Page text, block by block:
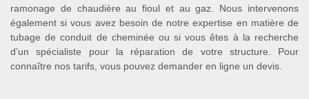
ramonage de chaudière au fioul et au gaz. Nous intervenons
également si vous avez besoin de notre expertise en matière de
tubage de conduit de cheminée ou si vous êtes à la recherche
d’un spécialiste pour la réparation de votre structure. Pour
connaître nos tarifs, vous pouvez demander en ligne un devis.